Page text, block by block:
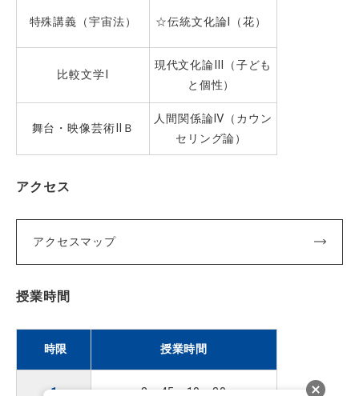
特殊講義（宇宙法） ☆伝統文化論Ⅰ（花）
比較文学Ⅰ
現代文化論Ⅲ（子ども
と個性）
舞台・映像芸術ⅡＢ
人間関係論Ⅳ（カウン
セリング論）
アクセス
アクセスマップ
授業時間
時限 授業時間
1 8： 45 10 ：30